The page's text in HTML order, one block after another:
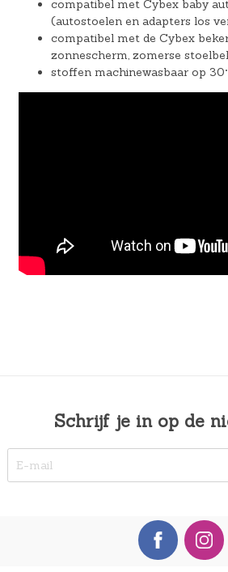
compatibel met Cybex baby
(autostoelen en adapters los
compatibel met de Cybex
zonnescherm, zomerse
stoffen machinewasbaar op
Schrijf je in op de